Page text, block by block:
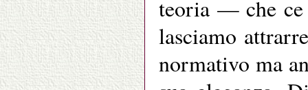
teoria — che
lasciamo
normativo ma